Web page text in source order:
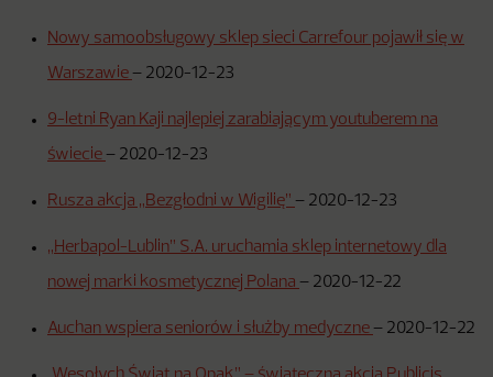
Nowy samoobsługowy sklep sieci Carrefour pojawił się w
Warszawie – 2020-12-23
9-letni Ryan Kaji najlepiej zarabiającym youtuberem na
świecie – 2020-12-23
Rusza akcja „Bezgłodni w Wigilię” – 2020-12-23
„Herbapol-Lublin” S.A. uruchamia sklep internetowy dla
nowej marki kosmetycznej Polana – 2020-12-22
Auchan wspiera seniorów i służby medyczne – 2020-12-22